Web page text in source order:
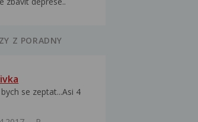
Z PORADNY
se zeptat...Asi 4